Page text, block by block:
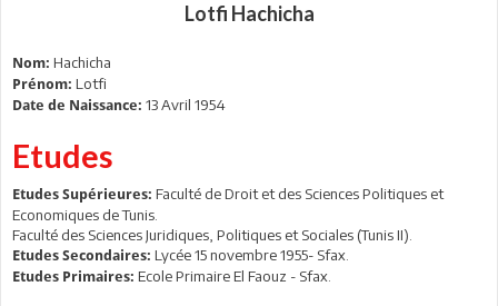
Lotfi Hachicha
Nom: Hachicha
Prénom: Lotfi
Date de Naissance: 13 Avril 1954
Etudes
Etudes Supérieures: Faculté de Droit et des Sciences Politiques et
Economiques de Tunis.
Faculté des Sciences Juridiques, Politiques et Sociales (Tunis II).
Etudes Secondaires: Lycée 15 novembre 1955- Sfax.
Etudes Primaires: Ecole Primaire El Faouz - Sfax.